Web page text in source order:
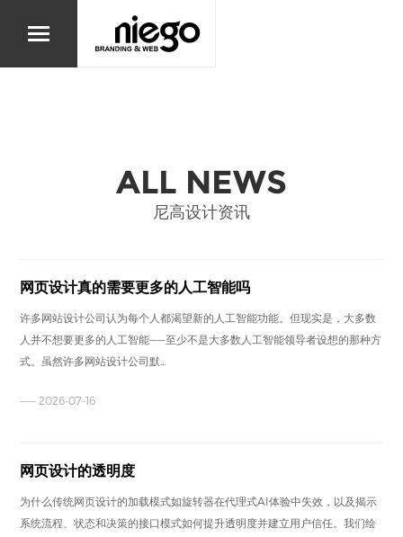
ALL NEWS
尼高设计资讯
网页设计真的需要更多的人工智能吗
许多网站设计公司认为每个人都渴望新的人工智能功能。但现实是，大多数
人并不想要更多的人工智能——至少不是大多数人工智能领导者设想的那种方
式。虽然许多网站设计公司默...
—— 2026-07-16
网页设计的透明度
为什么传统网页设计的加载模式如旋转器在代理式AI体验中失效，以及揭示
系统流程、状态和决策的接口模式如何提升透明度并建立用户信任。我们绘